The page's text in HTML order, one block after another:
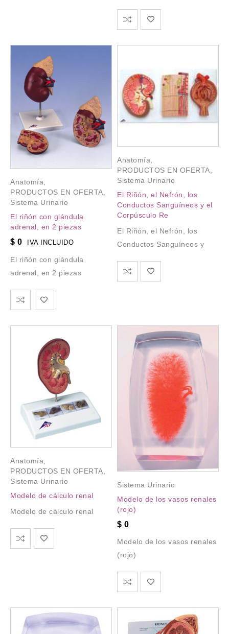
Anatomía
PRODUCTOS EN OFERTA
Sistema Urinario
El riñón con glándula
adrenal, en 2 piezas
$ 0 IVA INCLUIDO
El riñón con glándula
adrenal, en 2 piezas
Anatomía,
PRODUCTOS EN OFERTA,
Sistema Urinario
El Riñón, el Nefrón, los
Conductos Sanguíneos y el
Corpúsculo Re
El Riñón, el Nefrón, los
Conductos Sanguíneos y
Anatomía
PRODUCTOS EN OFERTA
Sistema Urinario
Modelo de cálculo renal
Modelo de cálculo renal
Sistema Urinario
Modelo de los vasos renales
(rojo)
$ 0
Modelo de los vasos renales
(rojo)